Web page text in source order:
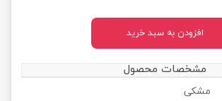
افزودن به سبد خرید
مشخصات محصول
مشکی